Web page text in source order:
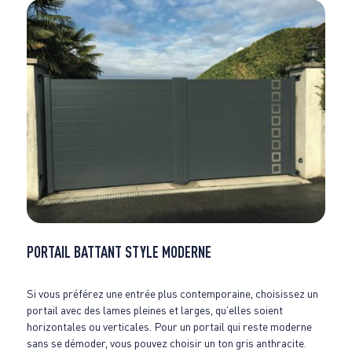
PORTAIL BATTANT STYLE MODERNE
Si vous préférez une entrée plus contemporaine, choisissez un
portail avec des lames pleines et larges, qu’elles soient
horizontales ou verticales. Pour un portail qui reste moderne
sans se démoder, vous pouvez choisir un ton gris anthracite.